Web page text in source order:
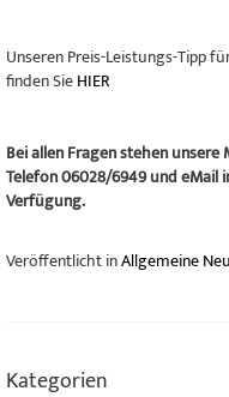
Unseren Preis-Leistungs-Tipp
finden SieHIER
Bei allen Fragen stehen
Telefon 06028/6949 und
Verfügung.
Veröffentlicht inAllgemeine
Kategorien